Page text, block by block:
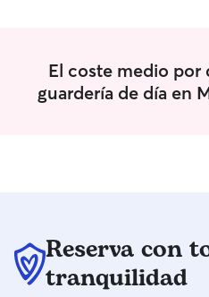
El coste medio por
guardería de día en
Reserva con
tranquilidad